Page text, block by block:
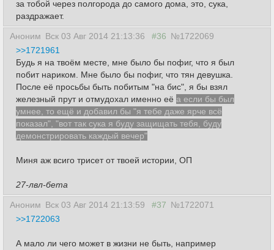
за тобой через полгорода до самого дома, это, сука,
раздражает.
Аноним Вск 03 Авг 2014 21:13:36 #36 №1722069
>>1721961
Будь я на твоём месте, мне было бы пофиг, что я был
побит нариком. Мне было бы пофиг, что тян девушка.
После её просьбы быть побитым "на бис", я бы взял
железный прут и отмудохал именно её а если бы был
умнее, то ещё и добавил бы "я тебе даже ярче всё
показал", "вот так сука я буду защищать тебя, буду
демонстрировать каждый вечер"
Миня аж всиго трисет от твоей истории, ОП
27-лвл-бета
Аноним Вск 03 Авг 2014 21:13:59 #37 №1722071
>>1722063
А мало ли чего может в жизни не быть, например